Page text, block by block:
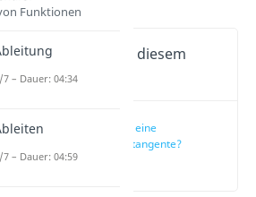
Wichtige Inhalte in diesem
Video
Was ist eine
Wendetangente?
Funktionen
7 – Dauer: 04:34
7 – Dauer: 04:59